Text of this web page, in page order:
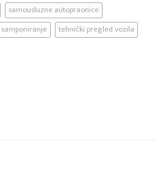
samousluzne autopraonice
samponiranje
tehnički pregled vozila